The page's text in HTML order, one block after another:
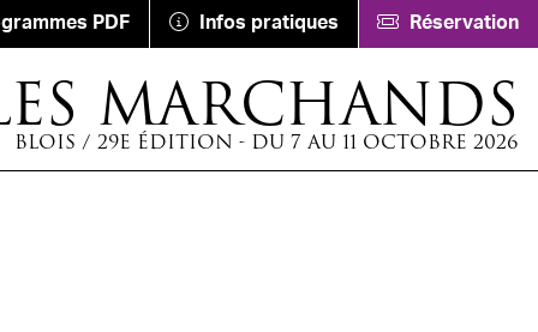
PDF Infos pratiques Réservation
MARCHANDS
BLOIS / 29E ÉDITION - DU 7 AU 11 OCTOBRE 2026